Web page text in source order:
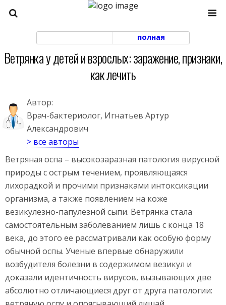
полная
Ветрянка у детей и взрослых: заражение, признаки,
как лечить
Автор:
Врач-бактериолог, Игнатьев Артур
Александрович
> все авторы
Ветряная оспа – высокозаразная патология вирусной
природы с острым течением, проявляющаяся
лихорадкой и прочими признаками интоксикации
организма, а также появлением на коже
везикулезно-папулезной сыпи. Ветрянка стала
самостоятельным заболеванием лишь с конца 18
века, до этого ее рассматривали как особую форму
обычной оспы. Ученые впервые обнаружили
возбудителя болезни в содержимом везикул и
доказали идентичность вирусов, вызывающих две
абсолютно отличающиеся друг от друга патологии: